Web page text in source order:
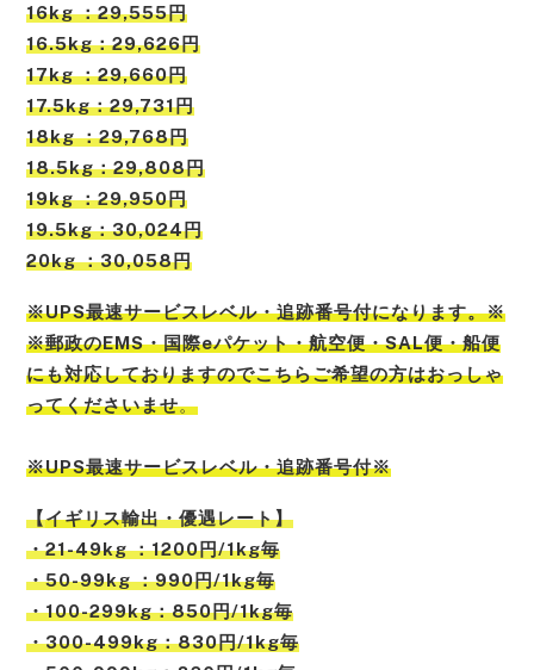
16kg ：29,555円
16.5kg：29,626円
17kg ：29,660円
17.5kg：29,731円
18kg ：29,768円
18.5kg：29,808円
19kg ：29,950円
19.5kg：30,024円
20kg ：30,058円
※UPS最速サービスレベル・追跡番号付になります。※
※郵政のEMS・国際eパケット・航空便・SAL便・船便
にも対応しておりますのでこちらご希望の方はおっしゃ
ってくださいませ。
※UPS最速サービスレベル・追跡番号付※
【イギリス輸出・優遇レート】
・21-49kg ：1200円/1kg毎
・50-99kg ：990円/1kg毎
・100-299kg：850円/1kg毎
・300-499kg：830円/1kg毎